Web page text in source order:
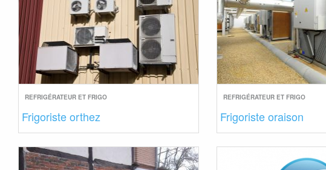
REFRIGÉRATEUR ET FRIGO
Frigoriste orthez
REFRIGÉRATEUR ET FRIGO
Frigoriste oraison